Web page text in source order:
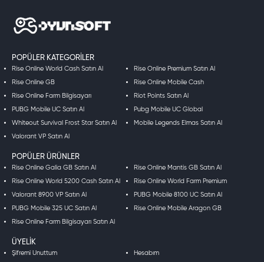
POPÜLER KATEGORILER
Rise Online World Cash Satın Al Rise Online Premium Satın Al
Rise Online GB Rise Online Mobile Cash
Rise Online Farm Bilgisayarı Riot Points Satın Al
PUBG Mobile UC Satın Al Pubg Mobile UC Global
Whiteout Survival Frost Star Satın Al Mobile Legends Elmas Satın Al
Valorant VP Satın Al
POPÜLER ÜRÜNLER
Rise Online Galia GB Satın Al Rise Online Mantis GB Satın Al
Rise Online World 5200 Cash Satın Al Rise Online World Farm Premium
Valorant 8900 VP Satın Al PUBG Mobile 8100 UC Satın Al
PUBG Mobile 325 UC Satın Al Rise Online Mobile Aragon GB
Rise Online Farm Bilgisayarı Satın Al
ÜYELIK
Şifremi Unuttum Hesabım